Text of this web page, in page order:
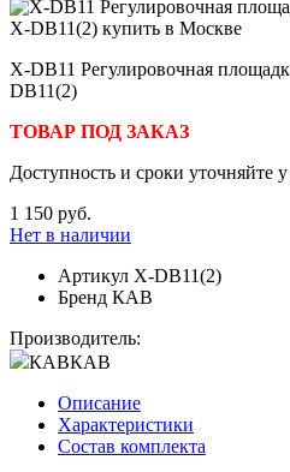
X-DB11 Регулировочная
DB11(2)
ТОВАР ПОД ЗАКАЗ
Доступность и сроки уточняйте
1 150 руб.
Нет в наличии
Артикул X-DB11(2)
Бренд КАВ
Производитель:
КАВКАВ
Описание
Характеристики
Состав комплекта